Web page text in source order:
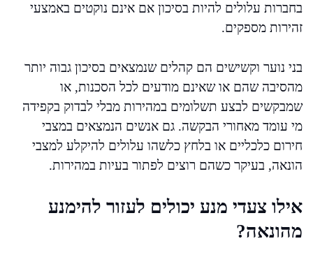
בחברות עלולים להיות בסיכון אם אינם נוקטים באמצעי
זהירות מספקים.
בני נוער וקשישים הם קהלים שנמצאים בסיכון גבוה יותר
מהסיבה שהם או שאינם מודעים לכל הסכנות, או
שמבקשים לבצע תשלומים במהירות מבלי לבדוק בקפידה
מי עומד מאחורי הבקשה. גם אנשים הנמצאים במצבי
חירום כלכליים או בלחץ כלשהו עלולים להיקלע למצבי
הונאה, בעיקר כשהם רוצים לפתור בעיות במהירות.
אילו צעדי מנע יכולים לעזור להימנע
מהונאה?